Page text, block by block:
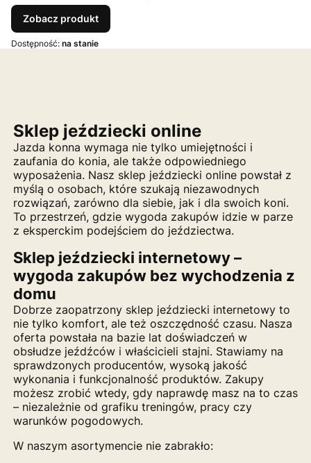
Zobacz produkt
Dostępność: na stanie
Sklep jeździecki online
Jazda konna wymaga nie tylko umiejętności i
zaufania do konia, ale także odpowiedniego
wyposażenia. Nasz sklep jeździecki online powstał z
myślą o osobach, które szukają niezawodnych
rozwiązań, zarówno dla siebie, jak i dla swoich koni.
To przestrzeń, gdzie wygoda zakupów idzie w parze
z eksperckim podejściem do jeździectwa.
Sklep jeździecki internetowy –
wygoda zakupów bez wychodzenia z
domu
Dobrze zaopatrzony sklep jeździecki internetowy to
nie tylko komfort, ale też oszczędność czasu. Nasza
oferta powstała na bazie lat doświadczeń w
obsłudze jeźdźców i właścicieli stajni. Stawiamy na
sprawdzonych producentów, wysoką jakość
wykonania i funkcjonalność produktów. Zakupy
możesz zrobić wtedy, gdy naprawdę masz na to czas
– niezależnie od grafiku treningów, pracy czy
warunków pogodowych.
W naszym asortymencie nie zabrakło: